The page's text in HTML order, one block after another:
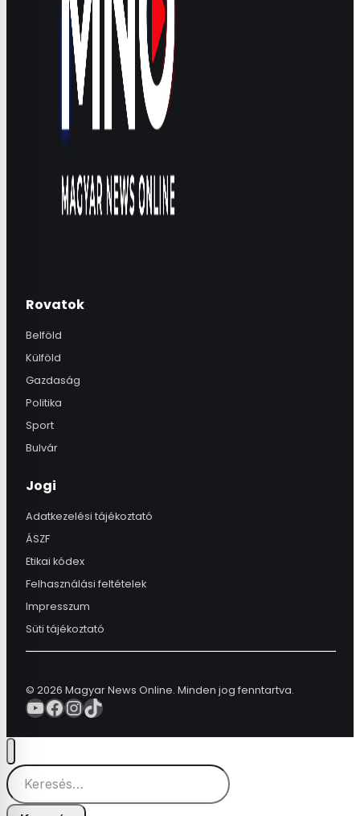
Rovatok
Belföld
Külföld
Gazdaság
Politika
Sport
Bulvár
Jogi
Adatkezelési tájékoztató
ÁSZF
Etikai kódex
Felhasználási feltételek
Impresszum
Süti tájékoztató
© 2026 Magyar News Online. Minden jog fenntartva.
YouTube
Facebook
Instagram
TikTok
Keresés: